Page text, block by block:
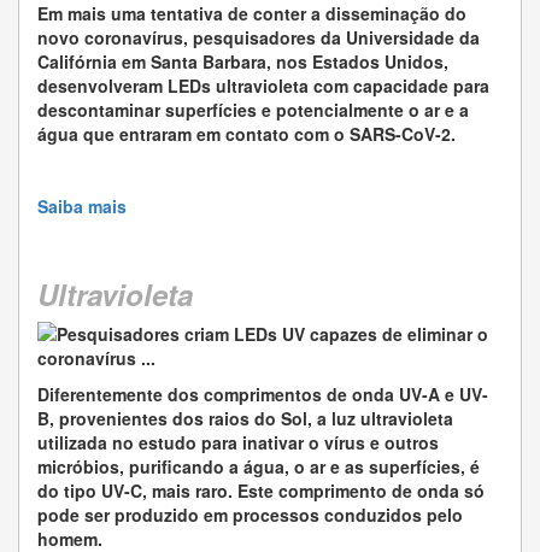
Em mais uma tentativa de conter a disseminação do
novo coronavírus, pesquisadores da Universidade da
Califórnia em Santa Barbara, nos Estados Unidos,
desenvolveram LEDs ultravioleta com capacidade para
descontaminar superfícies e potencialmente o ar e a
água que entraram em contato com o SARS-CoV-2.
Saiba mais
Ultravioleta
Diferentemente dos comprimentos de onda UV-A e UV-
B, provenientes dos raios do Sol, a luz ultravioleta
utilizada no estudo para inativar o vírus e outros
micróbios, purificando a água, o ar e as superfícies, é
do tipo UV-C, mais raro. Este comprimento de onda só
pode ser produzido em processos conduzidos pelo
homem.